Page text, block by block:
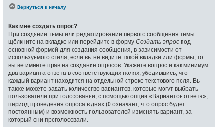
Вернуться к началу
Как мне создать опрос?
При создании темы или редактировании первого сообщения темы
щёлкните на вкладке или перейдите в форму Создать опрос под
основной формой для создания сообщения, в зависимости от
используемого стиля; если вы не видите такой вкладки или формы, то
вы не имеете прав на создание опросов. Укажите вопрос и как минимум
два варианта ответа в соответствующих полях, убедившись, что
каждый вариант находится на отдельной строке текстового поля. Вы
также можете задать количество вариантов, которые могут выбрать
пользователи при голосовании, с помощью опции «Вариантов ответа»,
период проведения опроса в днях (0 означает, что опрос будет
постоянным) и возможность пользователей изменять вариант, за
который они проголосовали.